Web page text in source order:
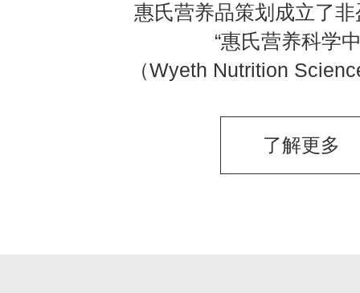
惠氏营养品策划成立了
“惠氏营养科学
（Wyeth Nutrition
了解更多